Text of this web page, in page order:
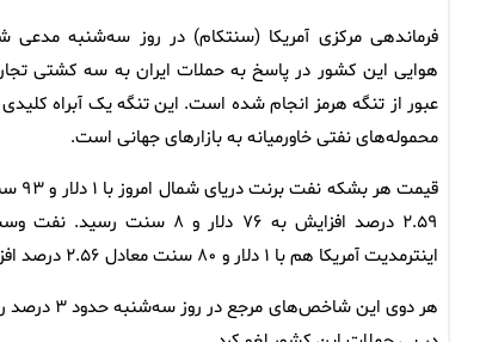
فرماندهی مرکزی آمریکا (سنتکام) در روز سه‌شنبه مدعی
هوایی این کشور در پاسخ به حملات ایران به سه کشتی
عبور از تنگه هرمز انجام شده است. این تنگه یک آبراه
محموله‌های نفتی خاورمیانه به بازارهای جهانی است.
قیمت هر
۲.۵۹ درصد افزایش به ۷۶ دلار و ۸ سنت
اینترمدیت آمریکا هم با ۱ دلار و ۸۰ سنت معادل ۲.۵۶ درصد افزایش، ۷۲ دلار و ۲۴ سنت معامله می‌شود.
هر دوی